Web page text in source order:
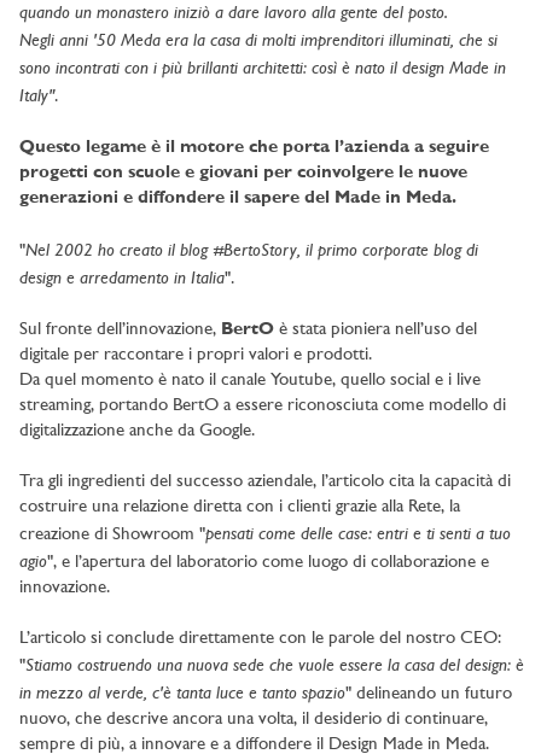
quando un monastero iniziò a dare lavoro alla gente del posto.
Negli anni '50 Meda era la casa di molti imprenditori illuminati, che si
sono incontrati con i più brillanti architetti: così è nato il design Made in
Italy".
Questo legame è il motore che porta l’azienda a seguire
progetti con scuole e giovani per coinvolgere le nuove
generazioni e diffondere il sapere del Made in Meda.
"Nel 2002 ho creato il blog #BertoStory, il primo corporate blog di
design e arredamento in Italia".
Sul fronte dell’innovazione, BertO è stata pioniera nell’uso del
digitale per raccontare i propri valori e prodotti.
Da quel momento è nato il canale Youtube, quello social e i live
streaming, portando BertO a essere riconosciuta come modello di
digitalizzazione anche da Google.
Tra gli ingredienti del successo aziendale, l’articolo cita la capacità di
costruire una relazione diretta con i clienti grazie alla Rete, la
creazione di Showroom "pensati come delle case: entri e ti senti a tuo
agio", e l’apertura del laboratorio come luogo di collaborazione e
innovazione.
L’articolo si conclude direttamente con le parole del nostro CEO:
"Stiamo costruendo una nuova sede che vuole essere la casa del design: è
in mezzo al verde, c'è tanta luce e tanto spazio" delineando un futuro
nuovo, che descrive ancora una volta, il desiderio di continuare,
sempre di più, a innovare e a diffondere il Design Made in Meda.